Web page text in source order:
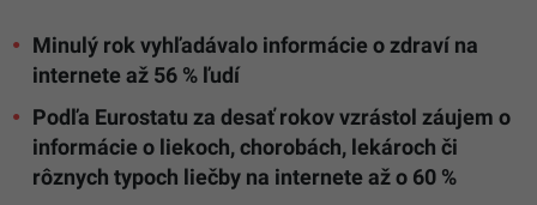
Minulý rok vyhľadávalo informácie o zdraví na
internete až 56 % ľudí
Podľa Eurostatu za desať rokov vzrástol záujem o
informácie o liekoch, chorobách, lekároch či
rôznych typoch liečby na internete až o 60 %